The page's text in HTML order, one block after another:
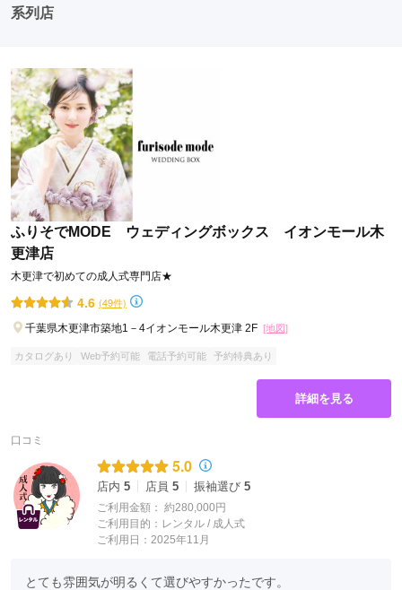
系列店
ふりそでMODE ウェディングボックス イオンモール木
更津店
木更津で初めての成人式専門店★
4.6 (49件)
千葉県木更津市築地1－4イオンモール木更津 2F [地図]
カタログあり Web予約可能 電話予約可能 予約特典あり
詳細を見る
口コミ
5.0
店内 5 店員 5 振袖選び 5
ご利用金額： 約280,000円
ご利用目的： レンタル / 成人式
ご利用日：2025年11月
とても雰囲気が明るくて選びやすかったです。